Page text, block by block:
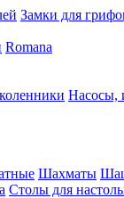
Замки для
Romana
Насосы,
Шахматы
Столы для